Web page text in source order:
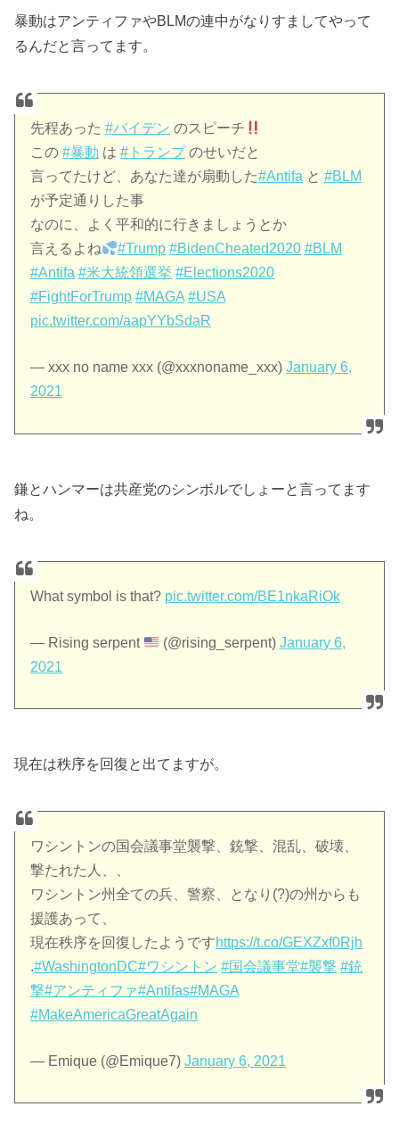
暴動はアンティファやBLMの連中がなりすましてやって
るんだと言ってます。
先程あった#バイデン のスピーチ
この#暴動 は#トランプのせいだと
言ってたけど、あなた達が扇動した#Antifa と#BLM
が予定通りした事
なのに、よく平和的に行きましょうとか
言えるよね
#Trump #BidenCheated2020 #BLM
#Antifa #米大統領選挙 #Elections2020
#FightForTrump #MAGA #USA
pic.twitter.com/aapYYbSdaR
— xxx no name xxx (@xxxnoname_xxx)January 6,
2021
鎌とハンマーは共産党のシンボルでしょーと言ってます
ね。
What symbol is that? pic.twitter.com/BE1nkaRiOk
— Rising serpent (@rising_serpent) January 6,
2021
現在は秩序を回復と出てますが。
ワシントンの国会議事堂襲撃、銃撃、混乱、破壊、
撃たれた人、、
ワシントン州全ての兵、警察、となり(?)の州からも
援護あって、
現在秩序を回復したようですhttps://t.co/GEXZxf0Rjh
.#WashingtonDC#ワシントン #国会議事堂#襲撃 #銃
撃#アンティファ#Antifas#MAGA
#MakeAmericaGreatAgain
— Emique (@Emique7)January 6, 2021